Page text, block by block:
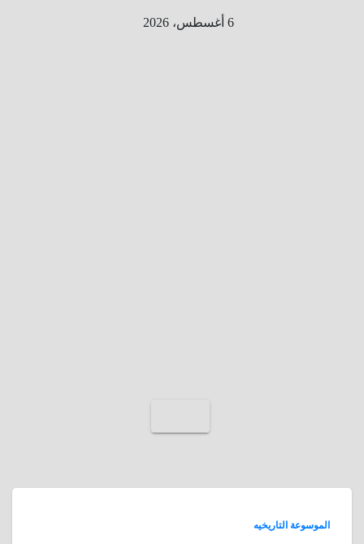
6 أغسطس، 2026
الموسوعة التاريخيه